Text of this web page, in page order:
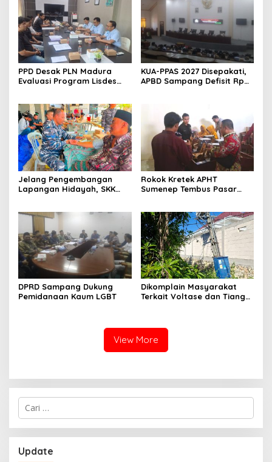
PPD Desak PLN Madura
Evaluasi Program Lisdes
KUA-PPAS 2027 Disepakati,
APBD Sampang Defisit Rp
Jelang Pengembangan
Lapangan Hidayah, SKK
Nelayan Sampang
Rokok Kretek APHT
Sumenep Tembus Pasar
DPRD Sampang Dukung
Pemidanaan Kaum LGBT
Dikomplain Masyarakat
Terkait Voltase dan Tiang
View More
Cari
untuk:
Update